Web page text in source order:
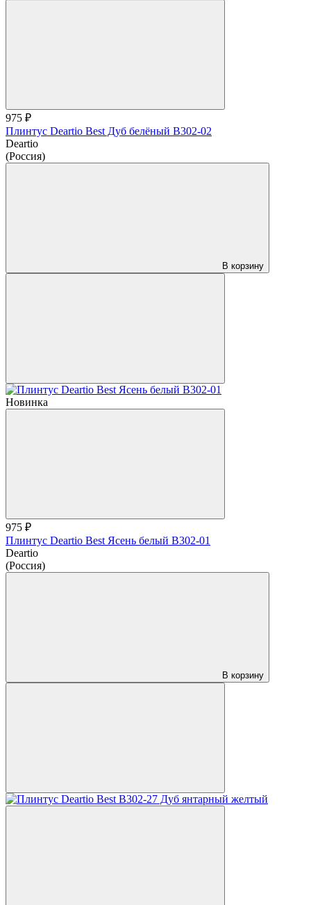
975 ₽
Плинтус Deartio Best Дуб белёный B302-02
Deartio
(Россия)
В корзину
Новинка
975 ₽
Плинтус Deartio Best Ясень белый B302-01
Deartio
(Россия)
В корзину